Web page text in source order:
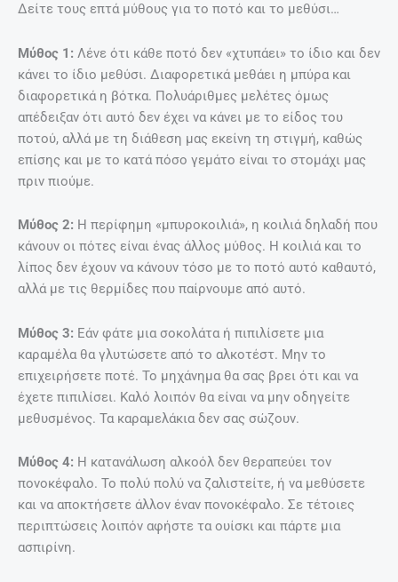
Δείτε τους επτά μύθους για το ποτό και το μεθύσι…
Μύθος 1: Λένε ότι κάθε ποτό δεν «χτυπάει» το ίδιο και δεν
κάνει το ίδιο μεθύσι. Διαφορετικά μεθάει η μπύρα και
διαφορετικά η βότκα. Πολυάριθμες μελέτες όμως
απέδειξαν ότι αυτό δεν έχει να κάνει με το είδος του
ποτού, αλλά με τη διάθεση μας εκείνη τη στιγμή, καθώς
επίσης και με το κατά πόσο γεμάτο είναι το στομάχι μας
πριν πιούμε.
Μύθος 2: Η περίφημη «μπυροκοιλιά», η κοιλιά δηλαδή που
κάνουν οι πότες είναι ένας άλλος μύθος. Η κοιλιά και το
λίπος δεν έχουν να κάνουν τόσο με το ποτό αυτό καθαυτό,
αλλά με τις θερμίδες που παίρνουμε από αυτό.
Μύθος 3: Εάν φάτε μια σοκολάτα ή πιπιλίσετε μια
καραμέλα θα γλυτώσετε από το αλκοτέστ. Μην το
επιχειρήσετε ποτέ. Το μηχάνημα θα σας βρει ότι και να
έχετε πιπιλίσει. Καλό λοιπόν θα είναι να μην οδηγείτε
μεθυσμένος. Τα καραμελάκια δεν σας σώζουν.
Μύθος 4: Η κατανάλωση αλκοόλ δεν θεραπεύει τον
πονοκέφαλο. Το πολύ πολύ να ζαλιστείτε, ή να μεθύσετε
και να αποκτήσετε άλλον έναν πονοκέφαλο. Σε τέτοιες
περιπτώσεις λοιπόν αφήστε τα ουίσκι και πάρτε μια
ασπιρίνη.